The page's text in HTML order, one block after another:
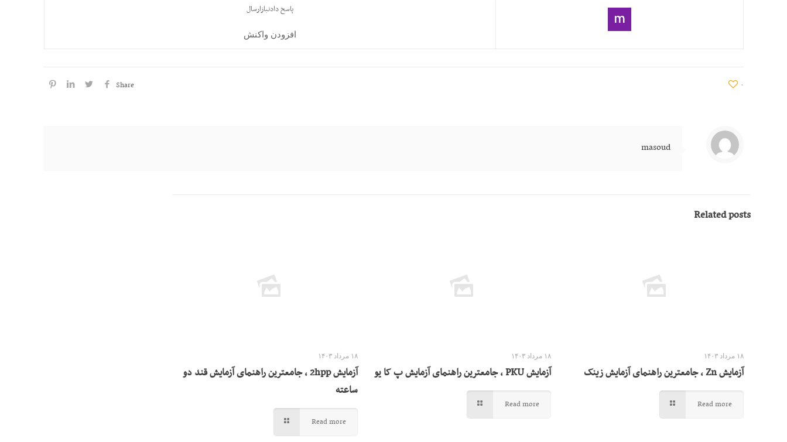
پاسخ دادنبازارسال
افزودن واکنش
Share ۰
masoud
Related posts
۱۸ مرداد ۱۴۰۳
آزمایش Zn ، جامعترین راهنمای آزمایش زینک
Read more
۱۸ مرداد ۱۴۰۳
آزمایش PKU ، جامعترین راهنمای آزمایش پ کا یو
Read more
۱۸ مرداد ۱۴۰۳
آزمایش 2hpp ، جامعترین راهنمای آزمایش قند دو
ساعته
Read more